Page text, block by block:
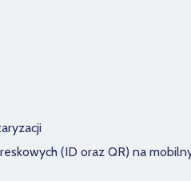
(ID oraz QR) na